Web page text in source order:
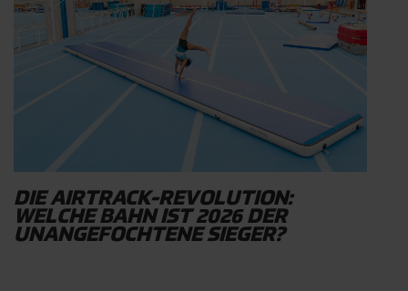
DIE AIRTRACK-REVOLUTION:
WELCHE BAHN IST 2026 DER
UNANGEFOCHTENE SIEGER?